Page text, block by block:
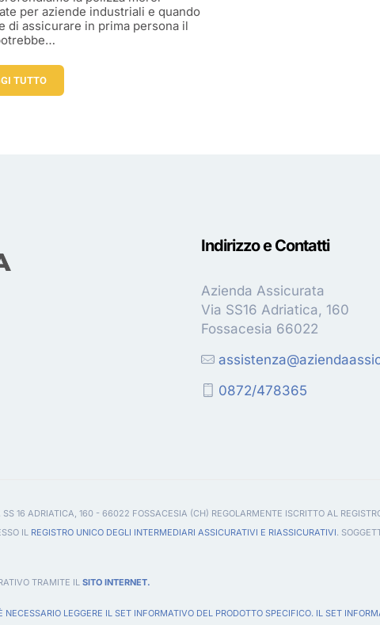
per aziende industriali e quando
di assicurare in prima persona il
TUTTO
Indirizzo e Contatti
Azienda Assicurata
Via SS16 Adriatica, 160
Fossacesia 66022
0872/478365
16 ADRIATICA, 160 - 66022 FOSSACESIA (CH) REGOLARMENTE ISCRITTO AL
IL REGISTRO UNICO DEGLI INTERMEDIARI ASSICURATIVI E RIASSICURATIVI.
TRAMITE IL SITO INTERNET.
LEGGERE IL SET INFORMATIVO DEL PRODOTTO SPECIFICO. IL SET